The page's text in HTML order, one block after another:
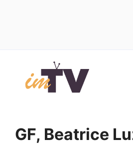
contenuto
GF, Beatrice